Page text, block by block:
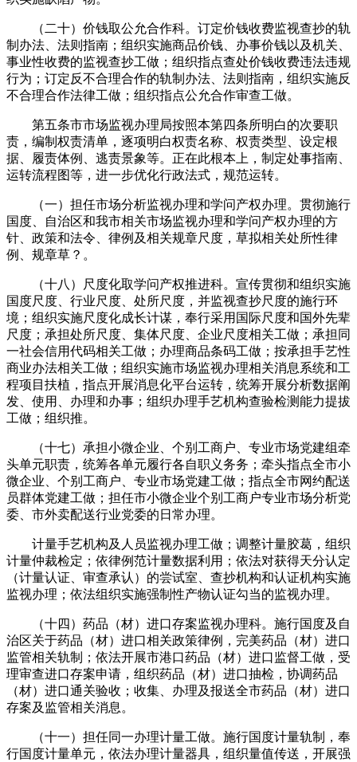
（二十）价钱取公允合作科。订定价钱收费监视查抄的轨
制办法、法则指南；组织实施商品价钱、办事价钱以及机关、
事业性收费的监视查抄工做；组织指点查处价钱收费违法违规
行为；订定反不合理合作的轨制办法、法则指南，组织实施反
不合理合作法律工做；组织指点公允合作审查工做。
第五条市市场监视办理局按照本第四条所明白的次要职
责，编制权责清单，逐项明白权责名称、权责类型、设定根
据、履责体例、逃责景象等。正在此根本上，制定处事指南、
运转流程图等，进一步优化行政法式，规范运转。
（一）担任市场分析监视办理和学问产权办理。贯彻施行
国度、自治区和我市相关市场监视办理和学问产权办理的方
针、政策和法令、律例及相关规章尺度，草拟相关处所性律
例、规章草？。
（十八）尺度化取学问产权推进科。宣传贯彻和组织实施
国度尺度、行业尺度、处所尺度，并监视查抄尺度的施行环
境；组织实施尺度化成长计谋，奉行采用国际尺度和国外先辈
尺度；承担处所尺度、集体尺度、企业尺度相关工做；承担同
一社会信用代码相关工做；办理商品条码工做；按承担手艺性
商业办法相关工做；组织实施市场监视办理相关消息系统和工
程项目扶植，指点开展消息化平台运转，统筹开展分析数据阐
发、使用、办理和办事；组织办理手艺机构查验检测能力提拔
工做；组织推。
（十七）承担小微企业、个别工商户、专业市场党建组牵
头单元职责，统筹各单元履行各自职义务务；牵头指点全市小
微企业、个别工商户、专业市场党建工做；指点全市网约配送
员群体党建工做；担任市小微企业个别工商户专业市场分析党
委、市外卖配送行业党委的日常办理。
计量手艺机构及人员监视办理工做；调整计量胶葛，组织
计量仲裁检定；依律例范计量数据利用；依法对获得天分认定
（计量认证、审查承认）的尝试室、查抄机构和认证机构实施
监视办理；依法组织实施强制性产物认证勾当的监视办理。
（十四）药品（材）进口存案监视办理科。施行国度及自
治区关于药品（材）进口相关政策律例，完美药品（材）进口
监管相关轨制；依法开展市港口药品（材）进口监督工做，受
理审查进口存案申请，组织药品（材）进口抽检，协调药品
（材）进口通关验收；收集、办理及报送全市药品（材）进口
存案及监管相关消息。
（十一）担任同一办理计量工做。施行国度计量轨制，奉
行国度计量单元，依法办理计量器具，组织量值传送，开展强